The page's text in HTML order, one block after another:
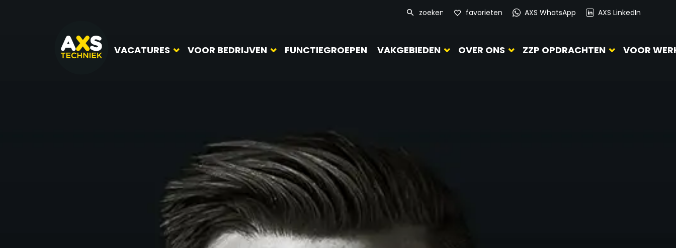
favorieten AXS WhatsApp AXS LinkedIn
VACATURES VOOR BEDRIJVEN FUNCTIEGROEPEN VAKGEBIEDEN OVER ONS ZZP OPDRACHTEN VOOR